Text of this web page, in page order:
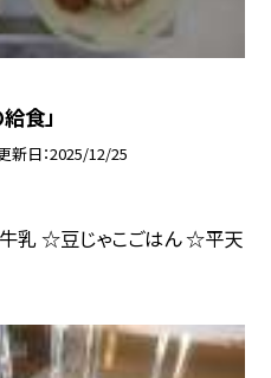
食」
新日 2025/12/25
乳 ☆豆じゃこごはん ☆平天